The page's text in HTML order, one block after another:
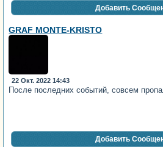
Добавить
GRAF MONTE-KRISTO
22 Окт. 2022 14:43
После последних событий, совсем
Добавить